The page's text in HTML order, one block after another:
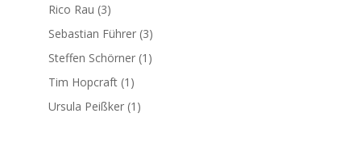
Rico Rau (3)
Sebastian Führer(3)
Steffen Schörner(1)
Tim Hopcraft(1)
Ursula Peißker(1)